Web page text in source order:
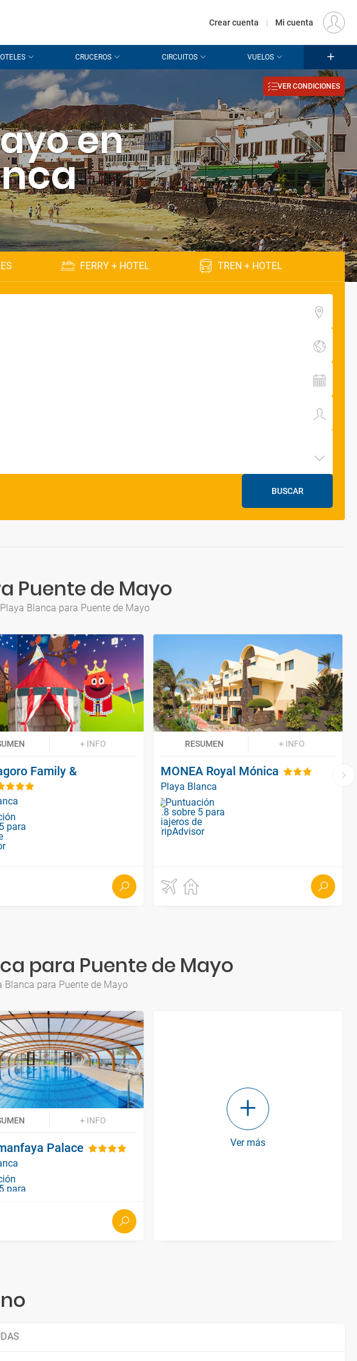
EUR
Crear cuenta | Mi cuenta
CRUCEROS CIRCUITOS VUELOS
en
VER CONDICIONES
FERRY + HOTEL TREN + HOTEL
BUSCAR
Puente de Mayo
Blanca para Puente de Mayo
+ INFO
Family &
RESUMEN + INFO
MONEA Royal Mónica
Playa Blanca
para Puente de Mayo
Blanca para Puente de Mayo
+ INFO
Palace Ver más